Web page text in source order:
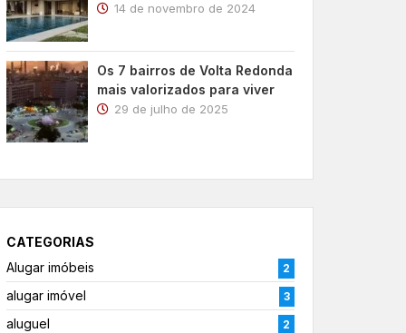
14 de novembro de 2024
Os 7 bairros de Volta Redonda
mais valorizados para viver
29 de julho de 2025
CATEGORIAS
Alugar imóbeis
2
alugar imóvel 3
aluguel 2